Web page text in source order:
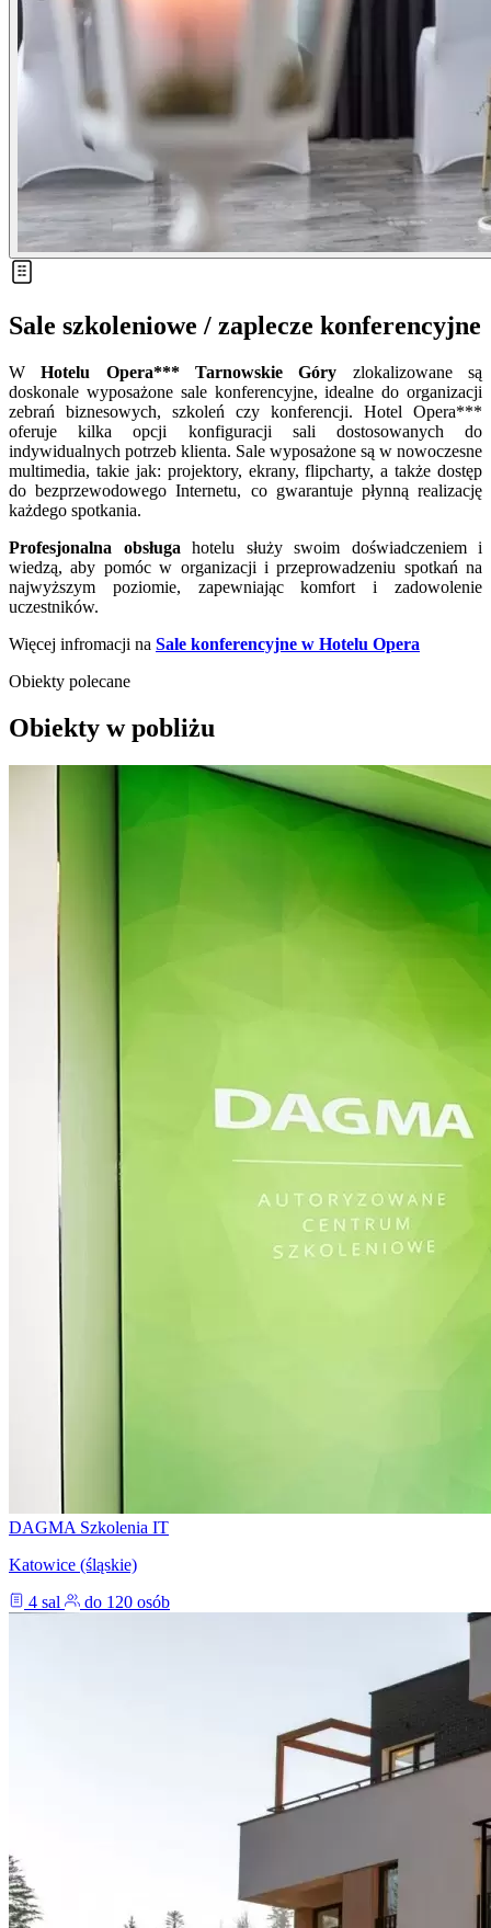
Sale szkoleniowe / zaplecze konferencyjne
WHotelu Opera*** Tarnowskie Góry zlokalizowane są
doskonale wyposażone sale konferencyjne, idealne do organizacji
zebrań biznesowych, szkoleń czy konferencji. Hotel Opera***
oferuje kilka opcji konfiguracji sali dostosowanych do
indywidualnych potrzeb klienta. Sale wyposażone są w nowoczesne
multimedia, takie jak: projektory, ekrany, flipcharty, a także dostęp
do bezprzewodowego Internetu, co gwarantuje płynną realizację
każdego spotkania.
Profesjonalna obsługa hotelu służy swoim doświadczeniem i
wiedzą, aby pomóc w organizacji i przeprowadzeniu spotkań na
najwyższym poziomie, zapewniając komfort i zadowolenie
uczestników.
Więcej infromacji na Sale konferencyjne w Hotelu Opera
Obiekty polecane
Obiekty w pobliżu
DAGMA Szkolenia IT
Katowice (śląskie)
4 sal
do 120 osób